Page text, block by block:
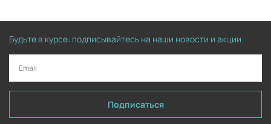
Будьте в курсе: подписывайтесь на наши новости и акции
Подписаться